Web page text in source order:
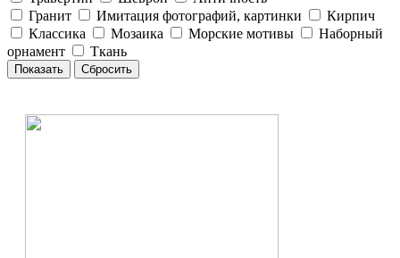
Гранит
Имитация фотографий, картинки
Кирпич
Классика
Мозаика Морские мотивы
Наборный
орнамент
Ткань